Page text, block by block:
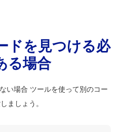
ドを見つける必
る場合
い場合 ツールを使って別のコー
ましょう。